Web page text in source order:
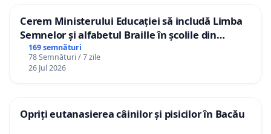
Cerem Ministerului Educației să includă Limba
Semnelor și alfabetul Braille în școlile din
Republica Moldova!
169 semnături
78 Semnături / 7 zile
26 Jul 2026
Opriți eutanasierea câinilor și pisicilor în Bacău